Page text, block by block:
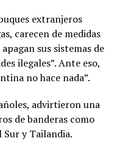
extranjeros
carecen de medidas
sus sistemas de
ilegales”. Ante eso,
no hace nada”.
advirtieron una
de banderas como
Sur y Tailandia.